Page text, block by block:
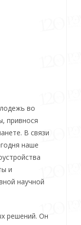
во
привнося
В связи
наше
и
научной
решений. Он